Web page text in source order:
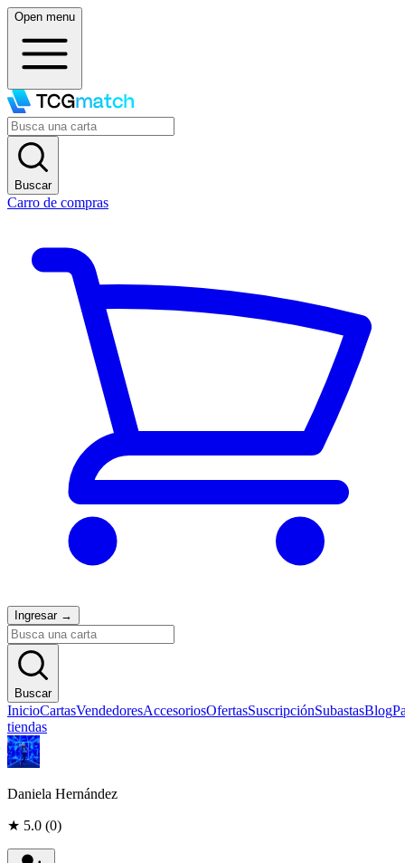
Open menu
Buscar
Carro de compras
Ingresar →
Buscar
InicioCartasVendedoresAccesoriosOfertasSuscripciónSubastasBlog
tiendas
Daniela Hernández
★ 5.0 (0)